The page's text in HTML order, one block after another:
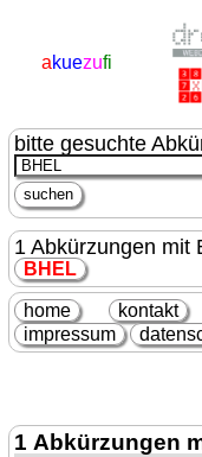
akuezufi
bitte gesuchte
1 Abkürzungen mit
BHEL
home kontakt
impressum
1 Abkürzungen